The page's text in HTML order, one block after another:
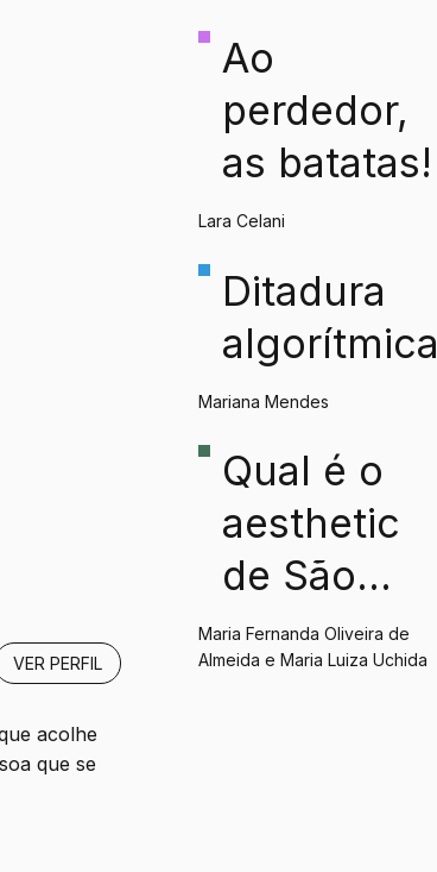
acolhe
que se
VER PERFIL
acontece
hoje na
indústria
da
permanênc
ia
Ao
perdedor,
as batatas!
Lara Celani
Ditadura
algorítmica
Mariana Mendes
Qual é o
aesthetic
de São
Paulo?
Maria Fernanda Oliveira de
Almeida e Maria Luiza Uchida